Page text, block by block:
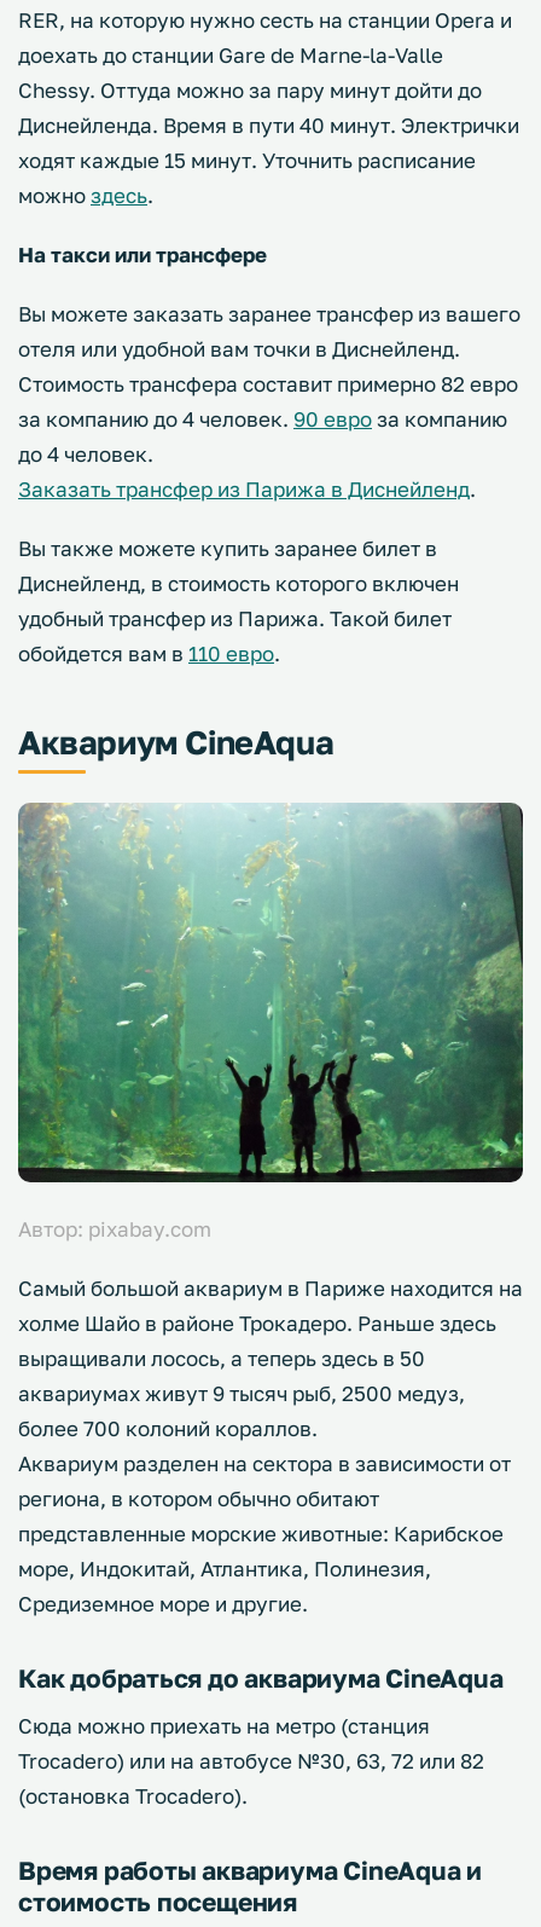
RER, на которую нужно сесть на станции Opera и
доехать до станции Gare de Marne-la-Valle
Chessy. Оттуда можно за пару минут дойти до
Диснейленда. Время в пути 40 минут. Электрички
ходят каждые 15 минут. Уточнить расписание
можноздесь.
На такси или трансфере
Вы можете заказать заранее трансфер из вашего
отеля или удобной вам точки в Диснейленд.
Стоимость трансфера составит примерно 82 евро
за компанию до 4 человек. 90 евроза компанию
до 4 человек.
Заказать трансфер из Парижа в Диснейленд.
Вы также можете купить заранее билет в
Диснейленд, в стоимость которого включен
удобный трансфер из Парижа. Такой билет
обойдется вам в 110 евро.
Аквариум CineAqua
Автор: pixabay.com
Самый большой аквариум в Париже находится на
холме Шайо в районе Трокадеро. Раньше здесь
выращивали лосось, а теперь здесь в 50
аквариумах живут 9 тысяч рыб, 2500 медуз,
более 700 колоний кораллов.
Аквариум разделен на сектора в зависимости от
региона, в котором обычно обитают
представленные морские животные: Карибское
море, Индокитай, Атлантика, Полинезия,
Средиземное море и другие.
Как добраться до аквариума CineAqua
Сюда можно приехать на метро (станция
Trocadero) или на автобусе №30, 63, 72 или 82
(остановка Trocadero).
Время работы аквариума CineAqua и
стоимость посещения